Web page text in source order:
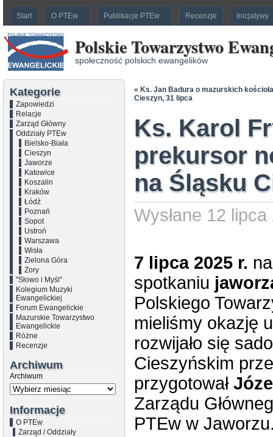
Start O PTEw Publikacje PTEw Recenzje Inicjatywy
Polskie Towarzystwo
społeczność polskich ewangelików
Kategorie
Zapowiedzi
Relacje
Zarząd Główny
Oddziały PTEw
Bielsko-Biała
Cieszyn
Jaworze
Katowice
Koszalin
Kraków
Łódź
Poznań
Sopot
Ustroń
Warszawa
Wisła
Zielona Góra
Żory
"Słowo i Myśl"
Kolegium Muzyki
Ewangelickiej
Forum Ewangelickie
Mazurskie Towarzystwo
Ewangelickie
Różne
Recenzje
Archiwum
Archiwum
Informacje
O PTEw
Zarząd / Oddziały
« Ks. Jan Badura o mazurskich
Cieszyn, 31 lipca
Ks. Karol
prekursor
na Śląsku
Wysłane 12
7 lipca 2025 r.
spotkaniu
Polskiego
mieliśmy okazję
rozwijało się
Cieszyńskim
przygotował
Zarządu
PTEw w